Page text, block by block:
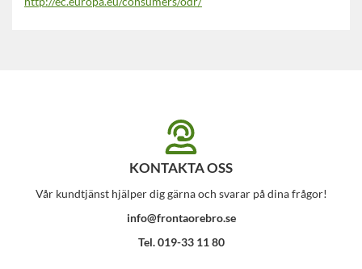
KONTAKTA OSS
Vår kundtjänst hjälper dig gärna och svarar på dina frågor!
info@frontaorebro.se
Tel. 019-33 11 80